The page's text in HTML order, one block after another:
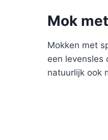
Mok
Mokken met
een levensles
natuurlijk ook